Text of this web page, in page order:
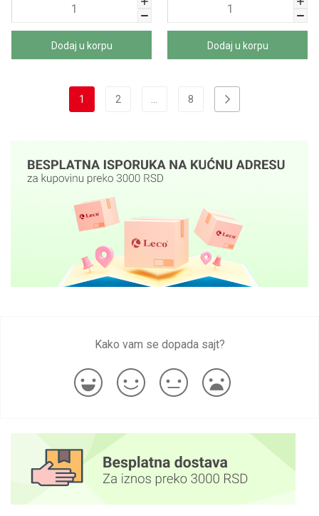
Dodaj u korpu Dodaj u korpu
1 2 8
Kako vam se dopada sajt?